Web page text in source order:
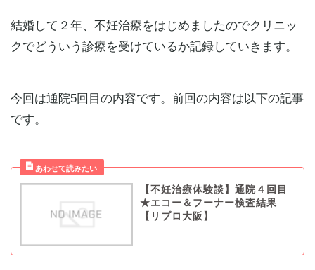
結婚して２年、不妊治療をはじめましたのでクリニッ
クでどういう診療を受けているか記録していきます。
今回は通院5回目の内容です。前回の内容は以下の記事
です。
【不妊治療体験談】通院４回目
★エコー＆フーナー検査結果
【リプロ大阪】